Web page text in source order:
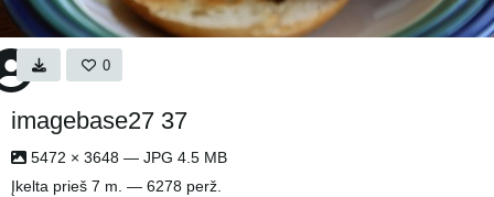
0
imagebase27 37
5472 × 3648 — JPG 4.5 MB
Įkelta prieš 7 m. — 6278 perž.